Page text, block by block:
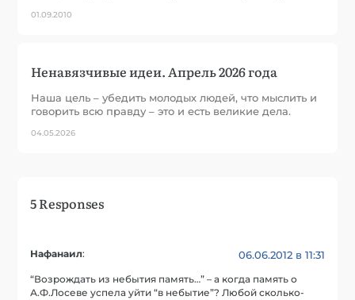
01.09.2010
Ненавязчивые идеи. Апрель 2026 года
Наша цель – убедить молодых людей, что мыслить и
говорить всю правду – это и есть великие дела.
04.05.2026
5 Responses
Нафанаил: 06.06.2012 в 11:31
“Возрождать из небытия память…” – а когда память о
А.Ф.Лосеве успела уйти “в небытие”? Любой сколько-